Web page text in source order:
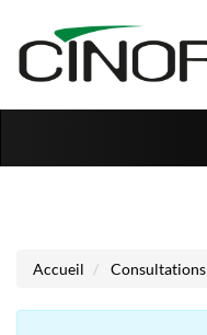
Accueil Consultations